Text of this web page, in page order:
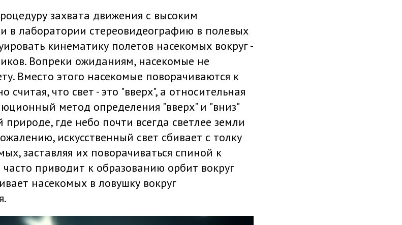
захвата движения с высоким
в лаборатории стереовидеографию в полевых
кинематику полетов насекомых вокруг -
Вопреки ожиданиям, насекомые не
Вместо этого насекомые поворачиваются к
считая, что свет - это "вверх", а относительная
метод определения "вверх" и "вниз"
где небо почти всегда светлее земли
искусственный свет сбивает с толку
заставляя их поворачиваться спиной к
часто приводит к образованию орбит вокруг
насекомых в ловушку вокруг